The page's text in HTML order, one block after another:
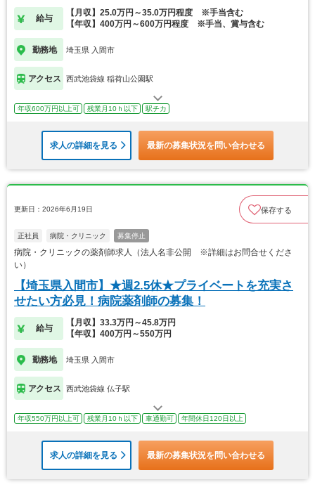
給与
【月収】25.0万円～35.0万円程度 ※手当含む
【年収】400万円～600万円程度 ※手当、賞与含む
勤務地 埼玉県 入間市
アクセス 西武池袋線 稲荷山公園駅
年収600万円以上可 残業月10ｈ以下 駅チカ
求人の詳細を見る 最新の募集状況を問い合わせる
更新日：2026年6月19日 保存する
正社員 病院・クリニック 募集停止
病院・クリニックの薬剤師求人（法人名非公開 ※詳細はお問合せくださ
い）
【埼玉県入間市】★週2.5休★プライベートを充実さ
せたい方必見！病院薬剤師の募集！
給与
【月収】33.3万円～45.8万円
【年収】400万円～550万円
勤務地 埼玉県 入間市
アクセス 西武池袋線 仏子駅
年収550万円以上可 残業月10ｈ以下 車通勤可 年間休日120日以上
求人の詳細を見る 最新の募集状況を問い合わせる